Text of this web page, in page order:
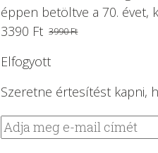
éppen betöltve a 70. évet,
3990Ft
Original
price
3990 Ft.
3390 Ft
Current
price
3390 Ft.
Elfogyott
Szeretne értesítést kapni,